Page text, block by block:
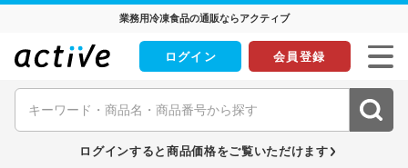
業務用冷凍食品の通販ならアクティブ
ログイン 会員登録
ログインすると商品価格をご覧いただけます